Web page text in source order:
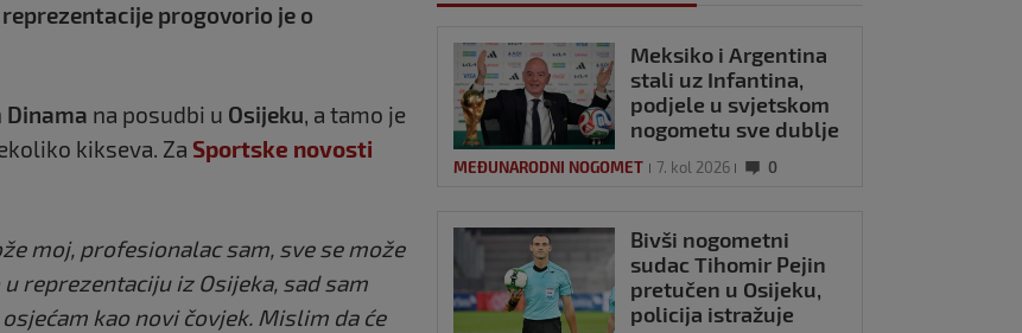
progovorio je o
Dinama na posudbi u Osijeku, a tamo je
kikseva. Za Sportske novosti
moj, profesionalac sam, sve se može
reprezentaciju iz Osijeka, sad sam
kao novi čovjek. Mislim da će
Meksiko i Argentina
stali uz Infantina,
podjele u svjetskom
nogometu sve dublje
MEĐUNARODNI NOGOMET 7. kol 2026 0
Bivši nogometni
sudac Tihomir Pejin
pretučen u Osijeku,
policija istražuje